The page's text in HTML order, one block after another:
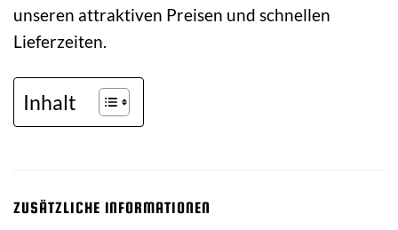
unseren attraktiven Preisen und schnellen
Lieferzeiten.
Inhalt
ZUSÄTZLICHE INFORMATIONEN